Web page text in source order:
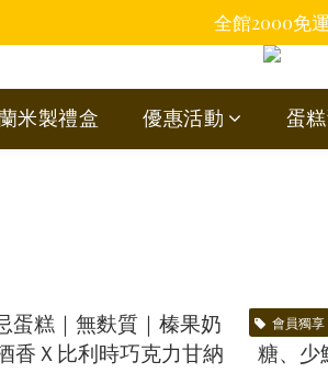
全館2000免運
米製禮盒 優惠活動 蛋
會員獨享